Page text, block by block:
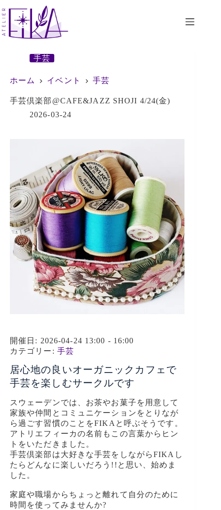
ン
テ
ン
手芸
ホーム イベント 手芸
手芸倶楽部@CAFE&JAZZ SHOJI 4/24(金)
2026-03-24
開催日: 2026-04-24 13:00 - 16:00
カテゴリー: 手芸
居心地の良いオーガニックカフェで
手芸を楽しむサークルです
スウェーデンでは、お茶やお菓子を用意して
家族や仲間とコミュニケーションをとりなが
ら過ごす習慣のことをFIKAと呼ぶそうです。
アトリエフィーカの名前もこの言葉からヒン
トをいただきました。
手芸倶楽部は大好きな手芸をしながらFIKAし
たらどんなに楽しいだろう!!と思い、始めま
した。
家庭や職場からちょっと離れて自分のために
時間を使ってみませんか?